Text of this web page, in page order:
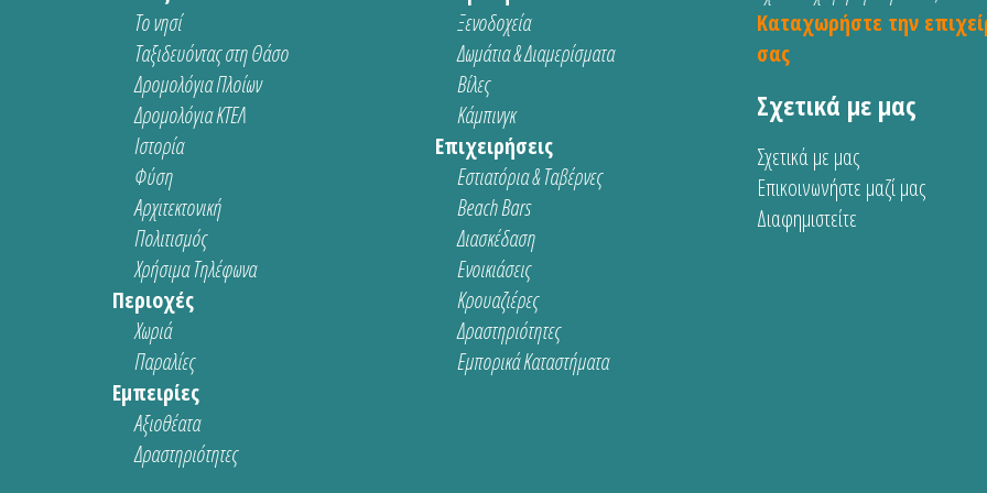
Το νησί
Ταξιδευόντας στη Θάσο
Δρομολόγια Πλοίων
Δρομολόγια ΚΤΕΛ
Ιστορία
Φύση
Αρχιτεκτονική
Πολιτισμός
Χρήσιμα Τηλέφωνα
Περιοχές
Χωριά
Παραλίες
Εμπειρίες
Αξιοθέατα
Δραστηριότητες
Ξενοδοχεία
Δωμάτια & Διαμερίσματα
Βίλες
Κάμπινγκ
Επιχειρήσεις
Εστιατόρια & Ταβέρνες
Beach Bars
Διασκέδαση
Ενοικιάσεις
Κρουαζιέρες
Δραστηριότητες
Εμπορικά Καταστήματα
Καταχωρήστε την
σας
Σχετικά με μας
Σχετικά με μας
Επικοινωνήστε μαζί μας
Διαφημιστείτε